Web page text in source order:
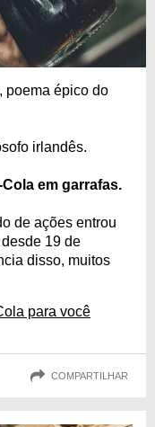
poema épico do
irlandês.
em garrafas.
de ações entrou
19 de
disso, muitos
para você
COMPARTILHAR